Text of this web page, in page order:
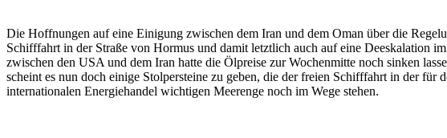
Die Hoffnungen auf eine Einigung zwischen dem Iran und dem Oman über die
Schifffahrt in der Straße von Hormus und damit letztlich auch auf eine Deeskalation
zwischen den USA und dem Iran hatte die Ölpreise zur Wochenmitte noch sinken
scheint es nun doch einige Stolpersteine zu geben, die der freien Schifffahrt in der für
internationalen Energiehandel wichtigen Meerenge noch im Wege stehen.